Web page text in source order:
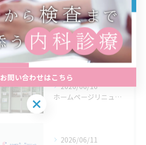
2026/07/06
夏に向けた準備が始まります！
2026/06/16
ホームページリニューアルのお知らせします。
2026/06/11
お問い合わせはこちら